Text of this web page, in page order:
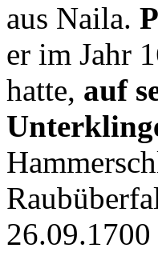
aus Naila.
er im Jahr
hatte, auf
26.09.1700